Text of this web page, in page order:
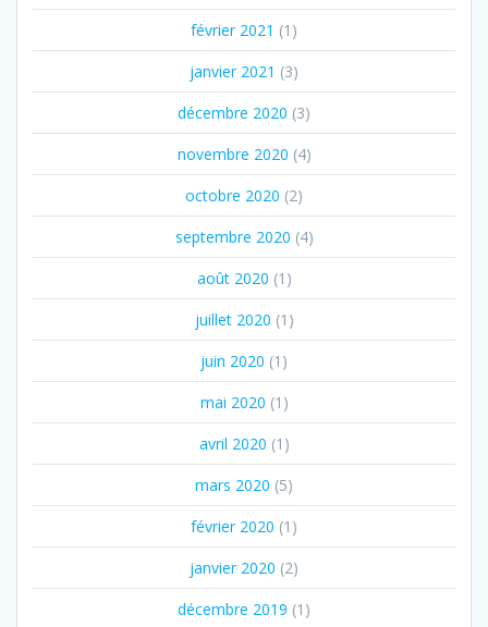
février 2021 (1)
janvier 2021 (3)
décembre 2020 (3)
novembre 2020 (4)
octobre 2020 (2)
septembre 2020 (4)
août 2020 (1)
juillet 2020 (1)
juin 2020 (1)
mai 2020 (1)
avril 2020 (1)
mars 2020 (5)
février 2020 (1)
janvier 2020 (2)
décembre 2019 (1)